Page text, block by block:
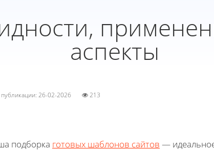
аспекты
публикации: 26-02-2026 213
подборка готовых шаблонов сайтов —